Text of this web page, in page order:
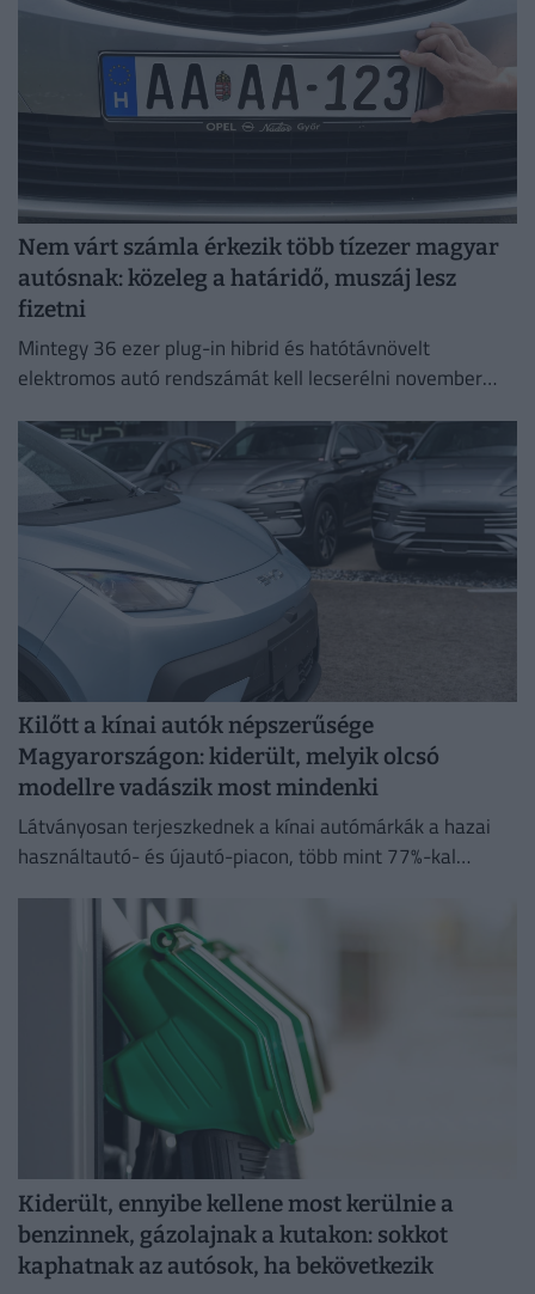
Nem várt számla érkezik több tízezer magyar
autósnak: közeleg a határidő, muszáj lesz
fizetni
Mintegy 36 ezer plug-in hibrid és hatótávnövelt
elektromos autó rendszámát kell lecserélni november
Kilőtt a kínai autók népszerűsége
Magyarországon: kiderült, melyik olcsó
modellre vadászik most mindenki
Látványosan terjeszkednek a kínai autómárkák a hazai
használtautó- és újautó-piacon, több mint 77%-kal
tavalyhoz képest.
Kiderült, ennyibe kellene most kerülnie a
benzinnek, gázolajnak a kutakon: sokkot
kaphatnak az autósok, ha bekövetkezik